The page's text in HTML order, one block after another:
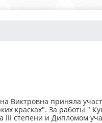
Виктровна приняла
красках". За работы "
степени и Дипломом